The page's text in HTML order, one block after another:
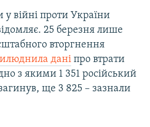
у війні проти України
25 березня лише
вторгнення
дані про втрати
з якими 1 351 російський
ще 3 825 – зазнали